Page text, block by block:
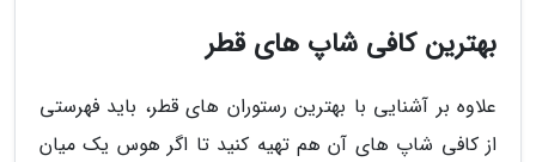
بهترین کافی شاپ های قطر
علاوه بر آشنایی با بهترین رستوران های قطر، باید فهرستی
از کافی شاپ های آن هم تهیه کنید تا اگر هوس یک میان